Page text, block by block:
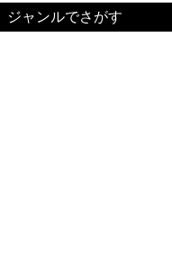
ジャンルでさがす